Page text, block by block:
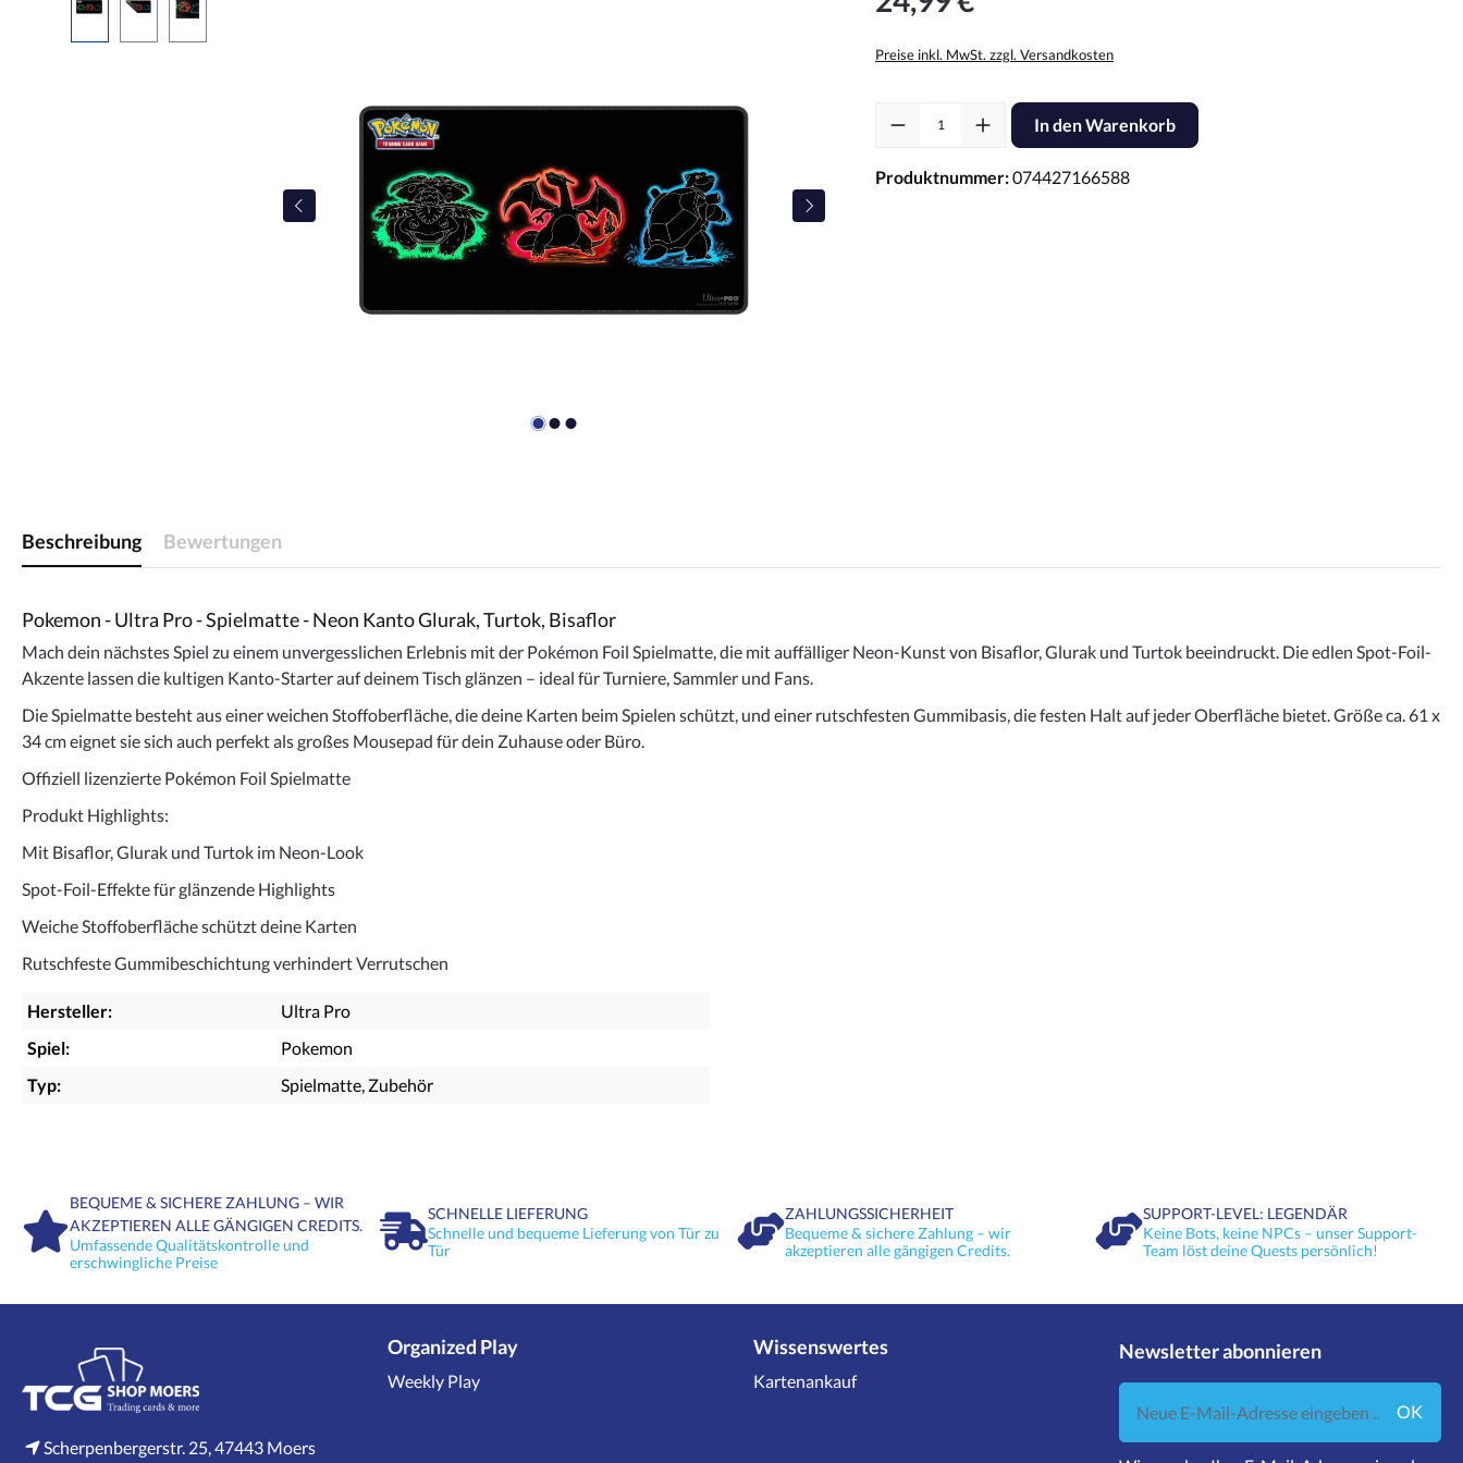
Preise inkl. MwSt. zzgl. Versandkosten
Produkt Anzahl: Gib den gewünschten Wert ein oder benutze die Schaltflächen
In den Warenkorb
Produktnummer:074427166588
Beschreibung Bewertungen
Pokemon - Ultra Pro - Spielmatte - Neon Kanto Glurak, Turtok, Bisaflor
Mach dein nächstes Spiel zu einem unvergesslichen Erlebnis mit der Pokémon Foil Spielmatte, die mit auffälliger Neon-Kunst von Bisaflor, Glurak und Turtok beeindruckt. Die edlen Spot-Foil-
Akzente lassen die kultigen Kanto-Starter auf deinem Tisch glänzen – ideal für Turniere, Sammler und Fans.
Die Spielmatte besteht aus einer weichen Stoffoberfläche, die deine Karten beim Spielen schützt, und einer rutschfesten Gummibasis, die festen Halt auf jeder Oberfläche bietet. Größe ca. 61 x
34 cm eignet sie sich auch perfekt als großes Mousepad für dein Zuhause oder Büro.
Offiziell lizenzierte Pokémon Foil Spielmatte
Produkt Highlights:
Mit Bisaflor, Glurak und Turtok im Neon-Look
Spot-Foil-Effekte für glänzende Highlights
Weiche Stoffoberfläche schützt deine Karten
Rutschfeste Gummibeschichtung verhindert Verrutschen
Hersteller:
Ultra Pro
Spiel:
Pokemon
Typ:
Spielmatte , Zubehör
BEQUEME & SICHERE ZAHLUNG – WIR
AKZEPTIEREN ALLE GÄNGIGEN CREDITS.
Umfassende Qualitätskontrolle und
erschwingliche Preise
SCHNELLE LIEFERUNG
Schnelle und bequeme Lieferung von Tür zu
Tür
ZAHLUNGSSICHERHEIT
Bequeme & sichere Zahlung – wir
akzeptieren alle gängigen Credits.
SUPPORT-LEVEL: LEGENDÄR
Keine Bots, keine NPCs – unser Support-
Team löst deine Quests persönlich!
Scherpenbergerstr. 25, 47443 Moers
Organized Play
Weekly Play
Wissenswertes
Kartenankauf
Newsletter abonnieren
Neue E-Mail-Adresse eingeben ...
OK